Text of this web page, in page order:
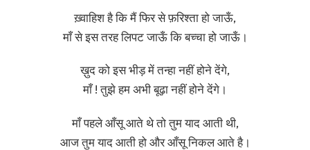
ख़्वाहिश है कि मैं फिर से फ़रिश्ता हो जाऊँ,
माँ से इस तरह लिपट जाऊँ कि बच्चा हो जाऊँ।
ख़ुद को इस भीड़ में तन्हा नहीं होने देंगे,
माँ ! तुझे हम अभी बूढ़ा नहीं होने देंगे।
माँ पहले आँसू आते थे तो तुम याद आती थी,
आज तुम याद आती हो और आँसू निकल आते है।